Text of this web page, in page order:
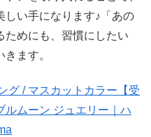
しい手になります♪「あの
ためにも、習慣にしたい
ます。
グ / マスカットカラー【受
ルムーン ジュエリー｜ハ